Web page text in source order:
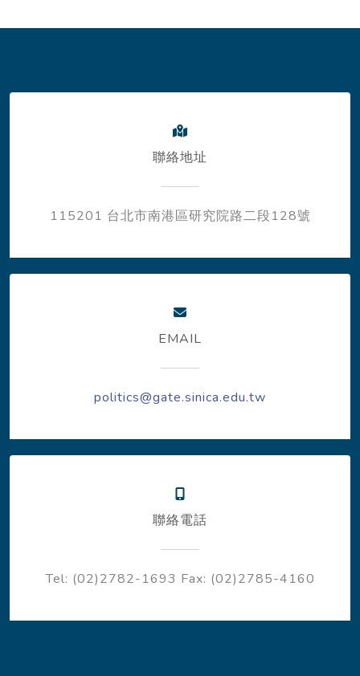
聯絡地址
115201 台北市南港區研究院路二段128號
EMAIL
politics@gate.sinica.edu.tw
聯絡電話
Tel: (02)2782-1693 Fax: (02)2785-4160